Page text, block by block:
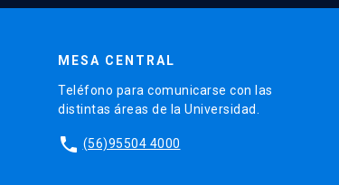
MESA CENTRAL
Teléfono para comunicarse con las
distintas áreas de la Universidad.
phone (56)95504 4000